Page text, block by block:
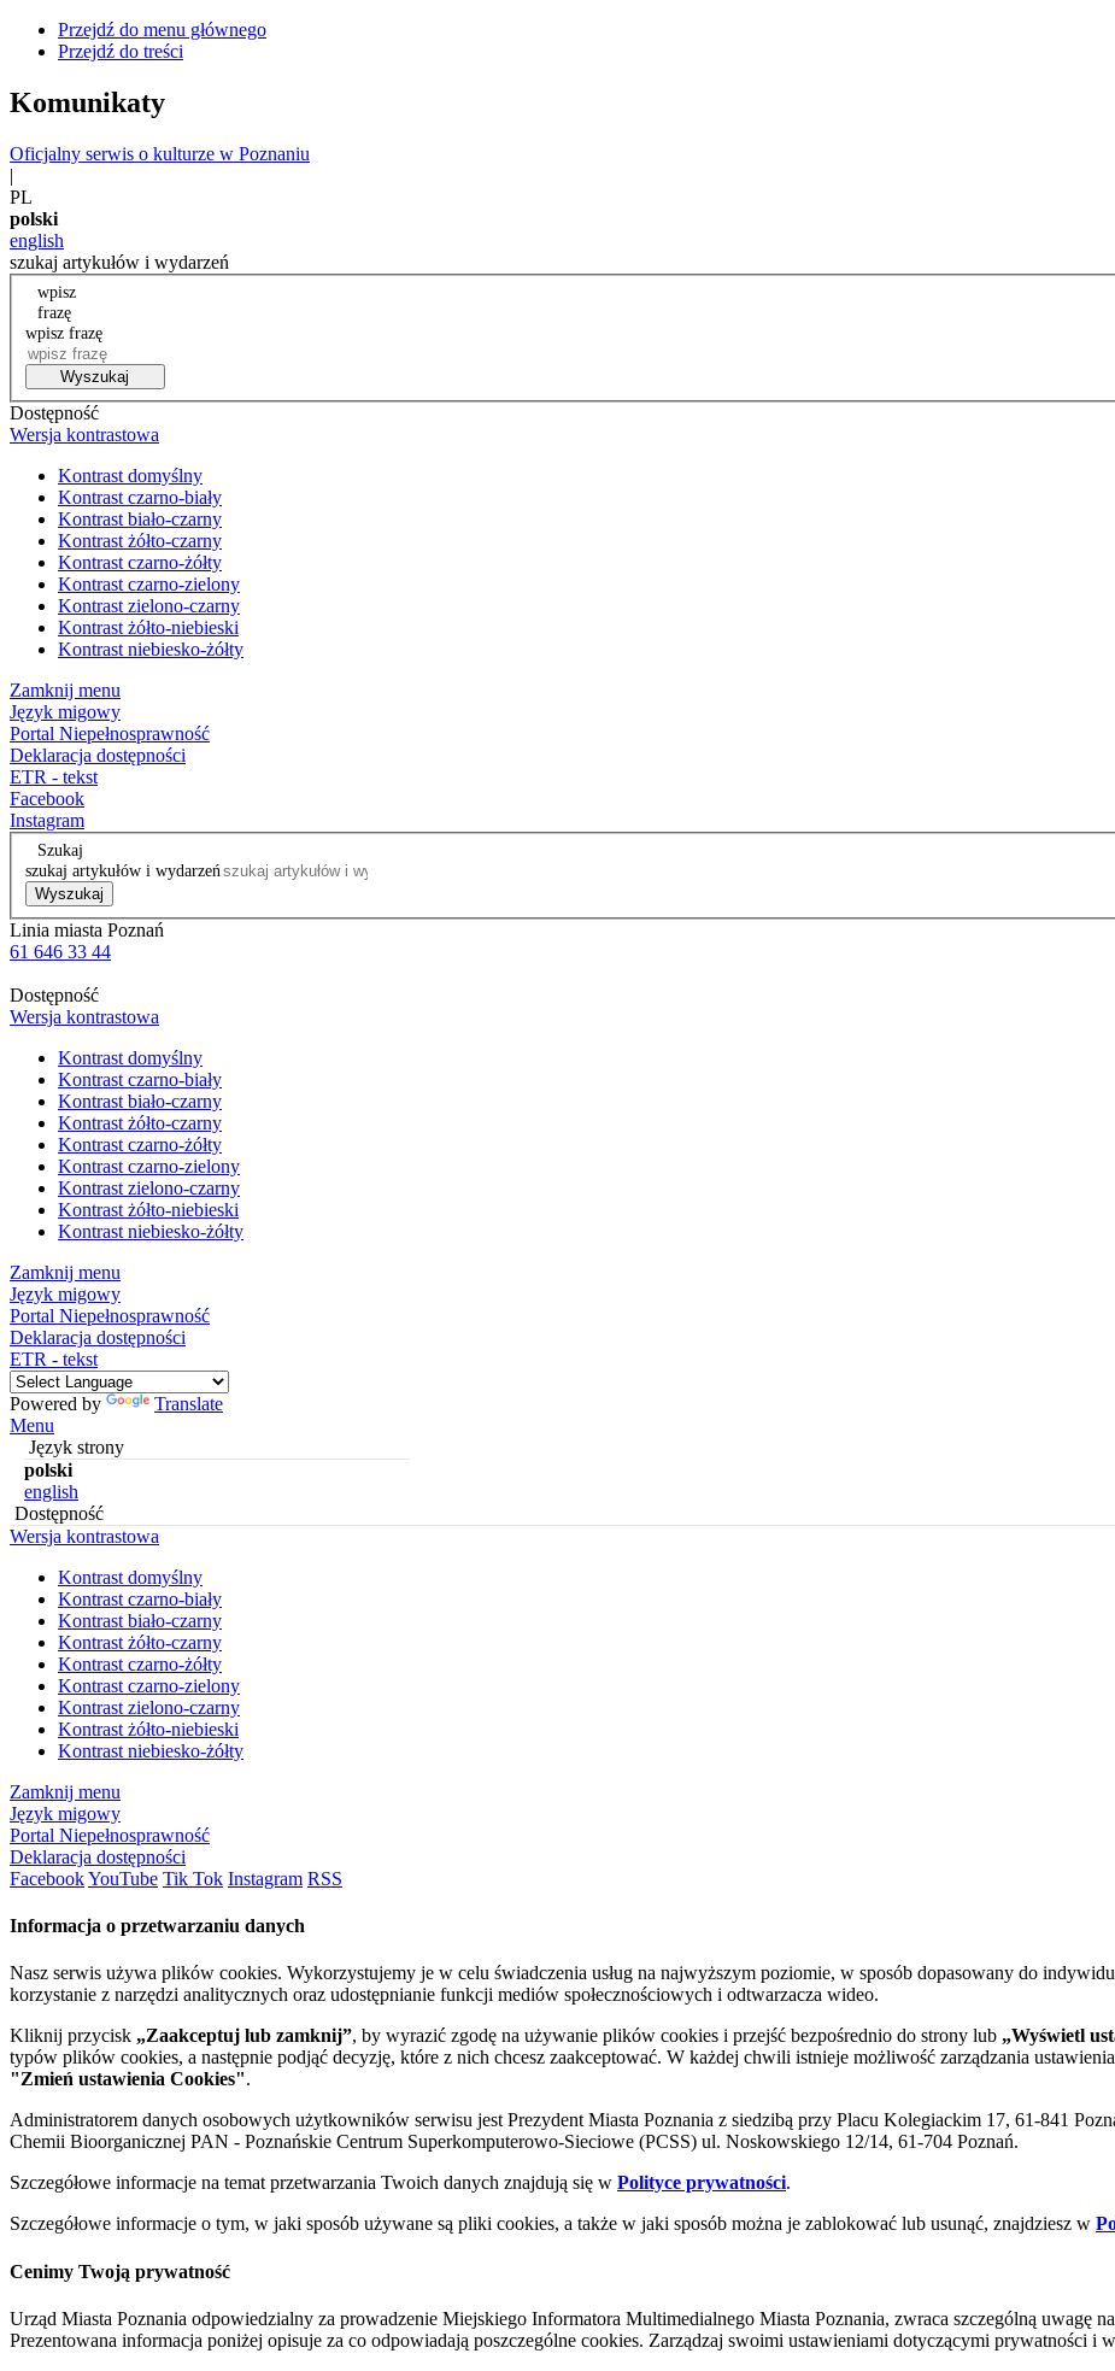
Przejdź do menu głównego
Przejdź do treści
Komunikaty
Oficjalny serwis o kulturze w Poznaniu
|
PL
polski
english
szukaj artykułów i wydarzeń
wpisz
frazę
wpisz frazę
Wyszukaj
Dostępność
Wersja kontrastowa
Kontrast domyślny
Kontrast czarno-biały
Kontrast biało-czarny
Kontrast żółto-czarny
Kontrast czarno-żółty
Kontrast czarno-zielony
Kontrast zielono-czarny
Kontrast żółto-niebieski
Kontrast niebiesko-żółty
Zamknij menu
Język migowy
Portal Niepełnosprawność
Deklaracja dostępności
ETR - tekst
Facebook
Instagram
Szukaj
szukaj artykułów i wydarzeń
Wyszukaj
Linia miasta Poznań
61 646 33 44
Dostępność
Wersja kontrastowa
Kontrast domyślny
Kontrast czarno-biały
Kontrast biało-czarny
Kontrast żółto-czarny
Kontrast czarno-żółty
Kontrast czarno-zielony
Kontrast zielono-czarny
Kontrast żółto-niebieski
Kontrast niebiesko-żółty
Zamknij menu
Język migowy
Portal Niepełnosprawność
Deklaracja dostępności
ETR - tekst
Powered by
Translate
Menu
Język strony
polski
english
Dostępność
Wersja kontrastowa
Kontrast domyślny
Kontrast czarno-biały
Kontrast biało-czarny
Kontrast żółto-czarny
Kontrast czarno-żółty
Kontrast czarno-zielony
Kontrast zielono-czarny
Kontrast żółto-niebieski
Kontrast niebiesko-żółty
Zamknij menu
Język migowy
Portal Niepełnosprawność
Deklaracja dostępności
FacebookYouTube Tik Tok Instagram RSS
Informacja o przetwarzaniu danych
Nasz serwis używa plików cookies. Wykorzystujemy je w celu świadczenia usług na najwyższym poziomie, w sposób dopasowany do
korzystanie z narzędzi analitycznych oraz udostępnianie funkcji mediów społecznościowych i odtwarzacza wideo.
Kliknij przycisk „Zaakceptuj lub zamknij”, by wyrazić zgodę na używanie plików cookies i przejść bezpośrednio do strony lub „Wyświetl
typów plików cookies, a następnie podjąć decyzję, które z nich chcesz zaakceptować. W każdej chwili istnieje możliwość zarządzania
"Zmień ustawienia Cookies".
Administratorem danych osobowych użytkowników serwisu jest Prezydent Miasta Poznania z siedzibą przy Placu Kolegiackim 17, 61-841
Chemii Bioorganicznej PAN - Poznańskie Centrum Superkomputerowo-Sieciowe (PCSS) ul. Noskowskiego 12/14, 61-704 Poznań.
Szczegółowe informacje na temat przetwarzania Twoich danych znajdują się w Polityce prywatności.
Szczegółowe informacje o tym, w jaki sposób używane są pliki cookies, a także w jaki sposób można je zablokować lub usunąć, znajdziesz w
Cenimy Twoją prywatność
Urząd Miasta Poznania odpowiedzialny za prowadzenie Miejskiego Informatora Multimedialnego Miasta Poznania, zwraca szczególną uwagę
Prezentowana informacja poniżej opisuje za co odpowiadają poszczególne cookies. Zarządzaj swoimi ustawieniami dotyczącymi prywatności i